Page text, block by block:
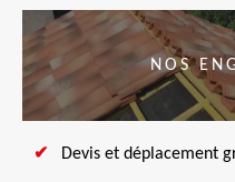
NOS
Devis et déplacement